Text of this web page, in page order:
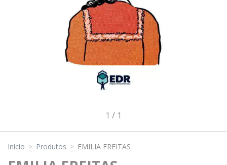
1 / 1
Início > Produtos > EMILIA FREITAS